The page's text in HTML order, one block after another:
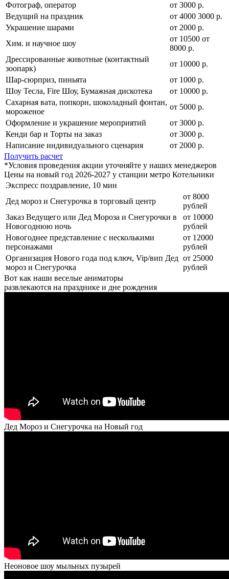
Фотограф, оператор
от 3000 р.
Ведущий на праздник
от 4000 3000 р.
Украшение шарами
от 2000 р.
Хим. и научное шоу
от 10500 от
8000 р.
Дрессированные животные (контактный
зоопарк)
от 10000 р.
Шар-сюрприз, пиньята
от 1000 р.
Шоу Тесла, Fire Шоу, Бумажная дискотека
от 10000 р.
Сахарная вата, попкорн, шоколадный фонтан,
мороженое
от 5000 р.
Оформление и украшение мероприятий
от 3000 р.
Кенди бар и Торты на заказ
от 3000 р.
Написание индивидуального сценария
от 2000 р.
Получить расчет
*Условия проведения акции уточняйте у наших менеджеров
Цены на новый год 2026-2027 у станции метро Котельники
Экспресс поздравление, 10 мин
Дед мороз и Снегурочка в торговый центр
от 8000
рублей
Заказ Ведущего или Дед Мороза и Снегурочки в
Новогоднюю ночь
от 10000
рублей
Новогоднее представление с несколькими
персонажами
от 12000
рублей
Организация Нового года под ключ, Vip/вип Дед
мороз и Снегурочка
от 25000
рублей
Вот как наши веселые аниматоры
развлекаются на празднике и дне рождения
Дед Мороз и Снегурочка на Новый год
Неоновое шоу мыльных пузырей